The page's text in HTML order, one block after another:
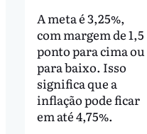
A meta é 3,25%,
com margem de 1,5
ponto para cima ou
para baixo. Isso
significa que a
inflação pode ficar
em até 4,75%.